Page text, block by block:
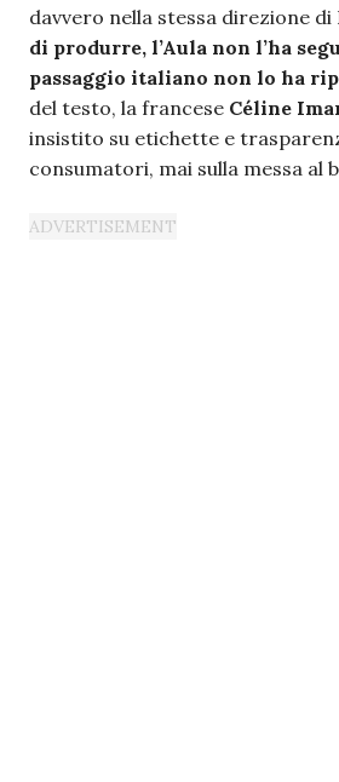
davvero nella stessa direzione di
di produrre, l’Aula non l’ha
passaggio italiano non lo ha
del testo, la francese Céline
insistito su etichette e
consumatori, mai sulla messa al